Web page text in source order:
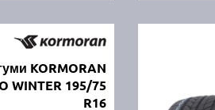
KORMORAN
WINTER 195/75
R16